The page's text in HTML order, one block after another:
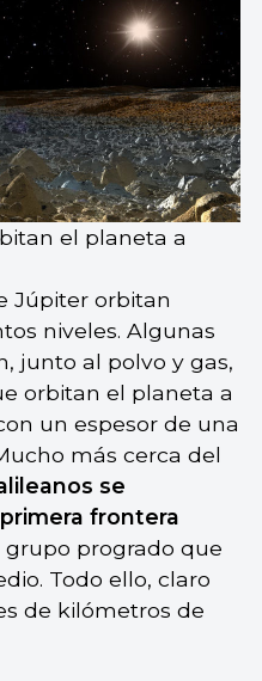
el planeta a
Júpiter orbitan
niveles. Algunas
junto al polvo y gas,
orbitan el planeta a
un espesor de una
más cerca del
se
frontera
grupo progrado que
Todo ello, claro
de kilómetros de